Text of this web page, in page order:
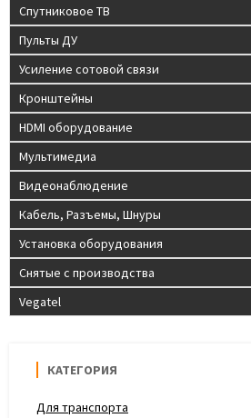
Спутниковое ТВ
Пульты ДУ
Усиление сотовой связи
Кронштейны
HDMI оборудование
Мультимедиа
Видеонаблюдение
Кабель, Разъемы, Шнуры
Установка оборудования
Снятые с производства
Vegatel
КАТЕГОРИЯ
Для транспорта